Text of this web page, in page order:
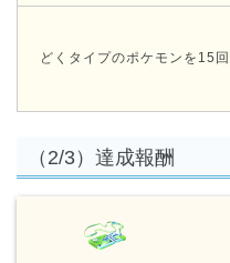
どくタイプのポケモンを15
（2/3）達成報酬